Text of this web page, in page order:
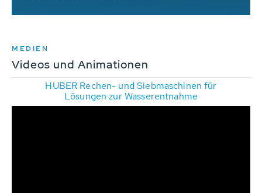
MEDIEN
Videos und Animationen
HUBER Rechen- und Siebmaschinen für
Lösungen zur Wasserentnahme